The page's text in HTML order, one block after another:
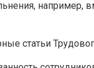
статьи